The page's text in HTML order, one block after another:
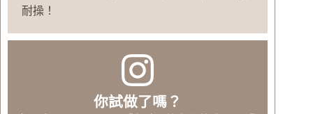
耐操！
你試做了嗎？